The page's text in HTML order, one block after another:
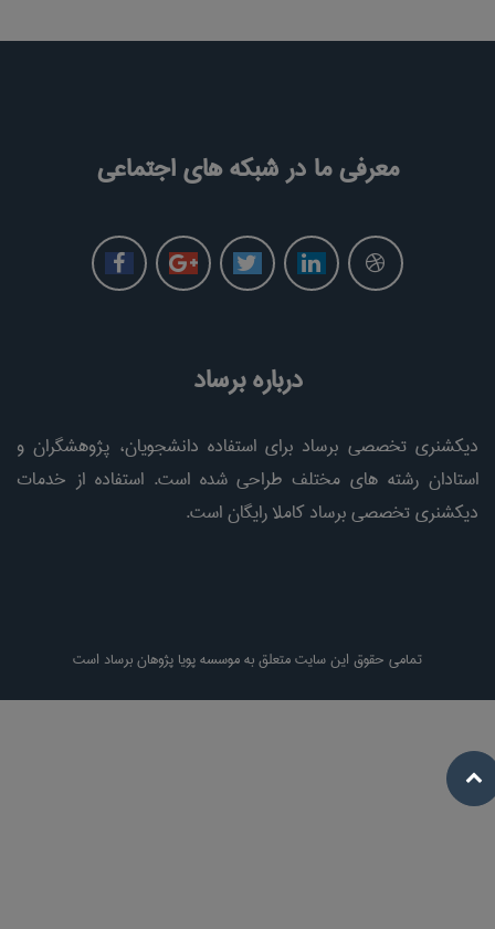
معرفی ما در شبکه های اجتماعی
درباره برساد
دیکشنری تخصصی برساد برای استفاده دانشجویان، پژوهشگران و
استادان رشته های مختلف طراحی شده است. استفاده از خدمات
دیکشنری تخصصی برساد کاملا رایگان است.
تمامی حقوق این سایت متعلق به موسسه پویا پژوهان برساد است